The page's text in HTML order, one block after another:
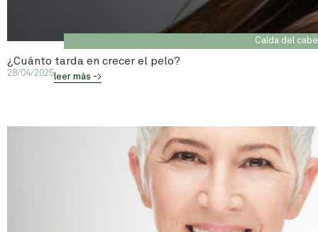
Caída del
¿Cuánto tarda en crecer el pelo?
28/04/2025leer más ->